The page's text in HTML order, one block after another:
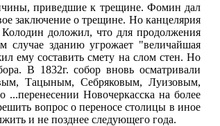
приведшие к трещине. Фомин дал
заключение о трещине. Но канцелярия
доложил, что для продолжения
случае зданию угрожает "величайшая
ему составить смету на слом стен. Но
В 1832г. собор вновь осматривали
Тацыным, Себряковым, Луизовым,
Новочеркасска на более
вопрос о переносе столицы в иное
и не позднее следующего года.